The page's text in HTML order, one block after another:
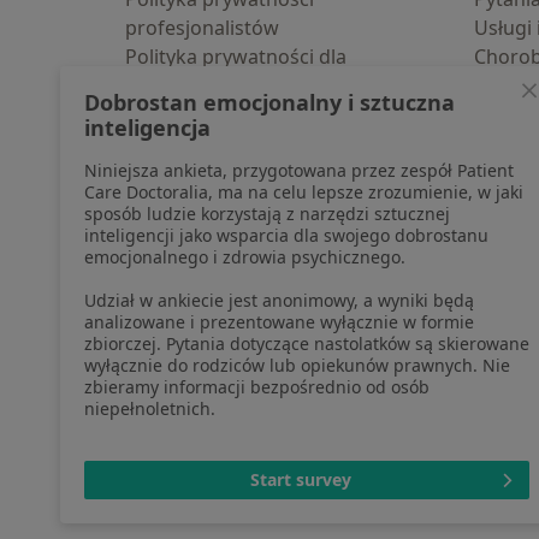
profesjonalistów
Polityka prywatności dla
pozyskaliśmy samodzielnie
Polityka cookies
Jak działają wyniki wyszukiwania
Dostępność
O nas
Praca Rekrutujemy!
Partnerzy
Centrum prasowe
Kontakt
Pomoc
Blog
otwiera się w
otwiera
Dobrostan emocjonalny i sztuczna
inteligencja
Niniejsza ankieta, przygotowana przez zespół Patient
Care Doctoralia, ma na celu lepsze zrozumienie, w jaki
sposób ludzie korzystają z narzędzi sztucznej
inteligencji jako wsparcia dla swojego dobrostanu
emocjonalnego i zdrowia psychicznego.
Udział w ankiecie jest anonimowy, a wyniki będą
analizowane i prezentowane wyłącznie w formie
zbiorczej. Pytania dotyczące nastolatków są skierowane
wyłącznie do rodziców lub opiekunów prawnych. Nie
zbieramy informacji bezpośrednio od osób
niepełnoletnich.
Start survey